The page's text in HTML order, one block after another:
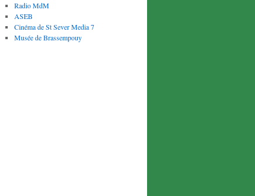
Radio MdM
ASEB
Cinéma de St Sever Media 7
Musée de Brassempouy